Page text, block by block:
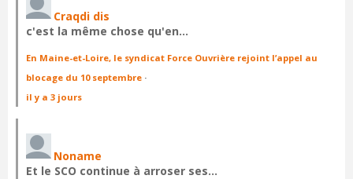
Craqdi dis
c'est la même chose qu'en…
En Maine-et-Loire, le syndicat Force Ouvrière rejoint l’appel au
blocage du 10 septembre ·
il y a 3 jours
Noname
Et le SCO continue à arroser ses…